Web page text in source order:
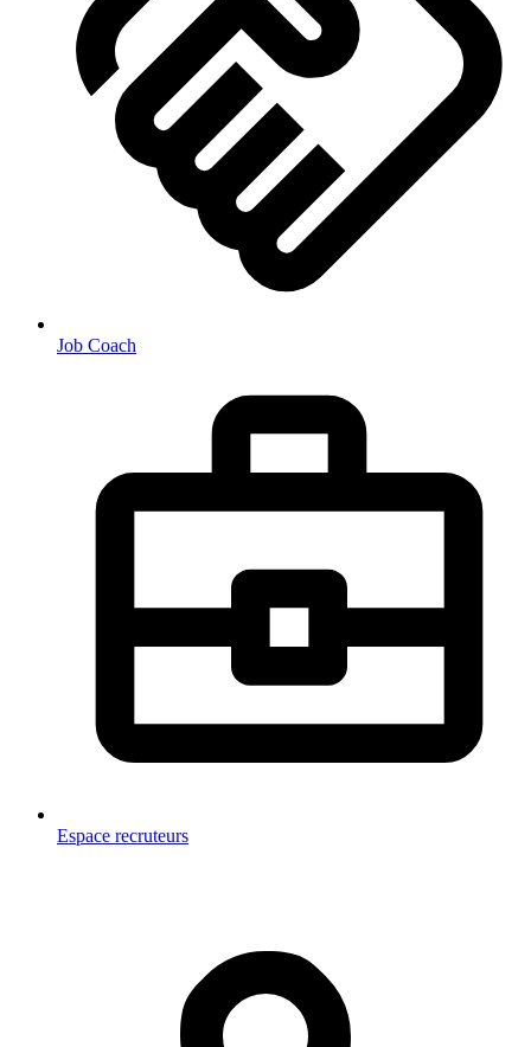
Job Coach
Espace recruteurs